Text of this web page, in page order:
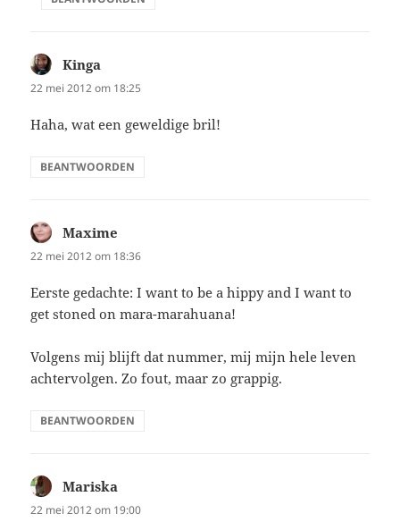
Kinga
22 mei 2012 om 18:25
Haha, wat een geweldige bril!
BEANTWOORDEN
Maxime
22 mei 2012 om 18:36
Eerste gedachte: I want to be a hippy and I want to
get stoned on mara-marahuana!
Volgens mij blijft dat nummer, mij mijn hele leven
achtervolgen. Zo fout, maar zo grappig.
BEANTWOORDEN
Mariska
22 mei 2012 om 19:00